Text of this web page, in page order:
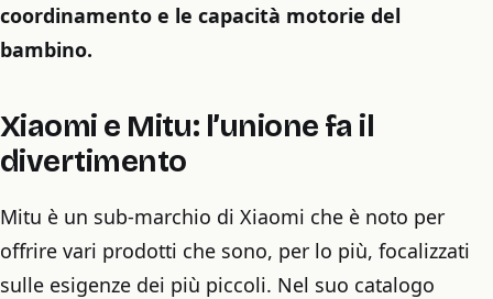
coordinamento e le capacità motorie del
bambino.
Xiaomi e Mitu: l’unione fa il
divertimento
Mitu è un sub-marchio di Xiaomi che è noto per
offrire vari prodotti che sono, per lo più, focalizzati
sulle esigenze dei più piccoli. Nel suo catalogo